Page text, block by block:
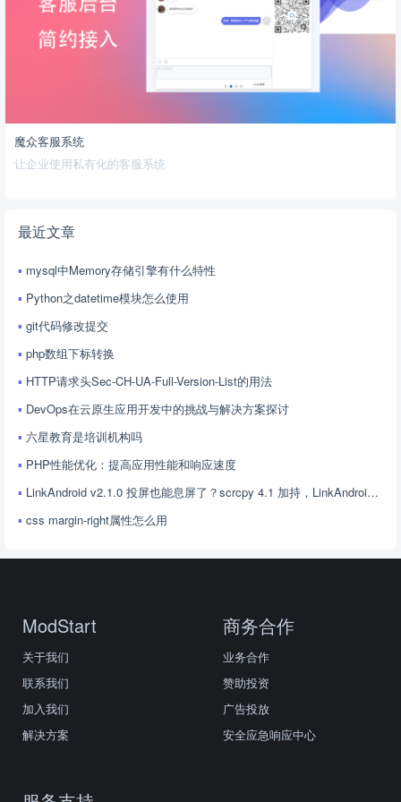
魔众客服系统
让企业使用私有化的客服系统
最近文章
mysql中Memory存储引擎有什么特性
Python之datetime模块怎么使用
git代码修改提交
php数组下标转换
HTTP请求头Sec-CH-UA-Full-Version-List的用法
DevOps在云原生应用开发中的挑战与解决方案探讨
六星教育是培训机构吗
PHP性能优化：提高应用性能和响应速度
LinkAndroid v2.1.0 投屏也能息屏了？scrcpy 4.1 加持，LinkAndroid 让屏幕控制更随心
css margin-right属性怎么用
ModStart
关于我们
联系我们
加入我们
解决方案
商务合作
业务合作
赞助投资
广告投放
安全应急响应中心